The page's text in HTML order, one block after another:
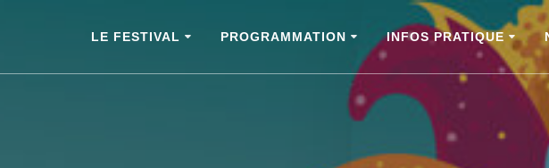
LE FESTIVAL PROGRAMMATION INFOS PRATIQUE